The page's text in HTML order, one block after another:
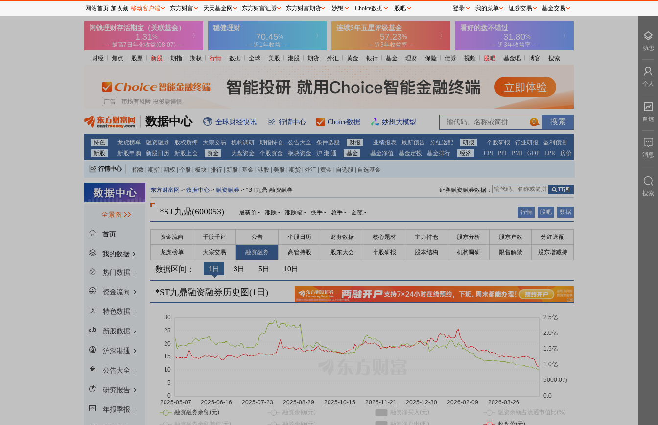
财经 焦点 股票 新股 期指 期权 行情 数据 全球 美股 港股 期货 外汇 黄金 银行 基金 理财 保险 债券 视频 股吧 基金吧 博客 搜索
数据中心 全球财经快讯 行情中心 Choice数据 妙想大模型 0
特色 龙虎榜单 融资融券 股权质押 大宗交易 机构调研 期指持仓 公告大全 条件选股 财报 业绩报表 最新预告 分红送配 研报 个股研报 行业研报
盈利预测
新股
新股申购 新股日历 新股上会 资金 大盘资金 个股资金 板块资金 沪 港 通 基金 基金净值 基金定投 基金排行 经济 CPI PPI PMI GDP LPR 房价
行情中心 指数 期指 期权 个股 板块 排行 新股 基金 港股 美股 期货 外汇 黄金 自选股 自选基金
全景图
首页
我的数据
热门数据
资金流向
特色数据
新股数据
沪深港通
公告大全
研究报告
年报季报
东方财富网 > 数据中心 > 融资融券 > *ST九鼎-融资融券 证券融资融券数据：
*ST九鼎(600053) 最新价 - 涨跌 - 涨跌幅 - 换手 - 总手 - 金额 - 行情 股吧 数据
资金流向 千股千评 公告 个股日历 财务数据 核心题材 主力持仓 股东分析 股东户数 分红送配
龙虎榜单 大宗交易 融资融券 高管持股 股东大会 个股研报 股本结构 机构调研 限售解禁 股东增减持
数据区间： 1日 3日 5日 10日
*ST九鼎融资融券历史图(1 日)
网站首页 加收藏 移动客户端 东方财富 天天基金网 东方财富证券 东方财富期货 妙想 Choice数据 股吧 登录 我的菜单 证券交易 基金交易
动态
个人
自选
消息
搜索